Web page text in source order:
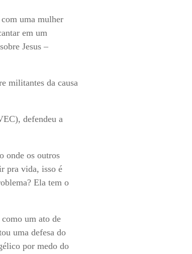
uma mulher
em um
Jesus –
militantes da causa
defendeu a
onde os outros
pra vida, isso é
Ela tem o
um ato de
uma defesa do
por medo do